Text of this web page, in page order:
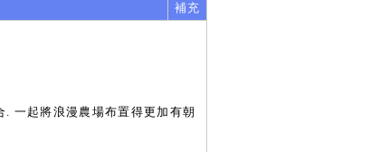
補充
一起將浪漫農場布置得更加有朝